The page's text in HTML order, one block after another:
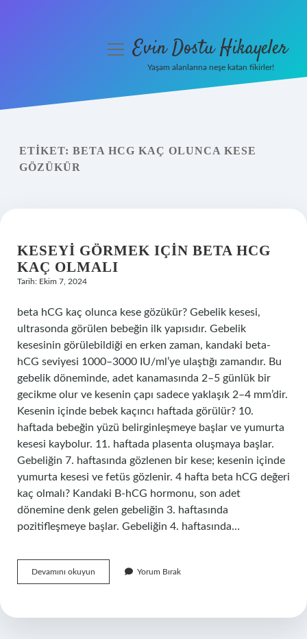
Yasal Uyarı
menüyüEvin Dostu Hikayeler
Yaşam alanlarına neşe katan fikirler!
ETIKET: BETA HCG KAÇ OLUNCA KESE
GÖZÜKÜR
KESEYI GÖRMEK IÇIN BETA HCG
KAÇ OLMALI
Tarih: Ekim 7, 2024
beta hCG kaç olunca kese gözükür? Gebelik kesesi,
ultrasonda görülen bebeğin ilk yapısıdır. Gebelik
kesesinin görülebildiği en erken zaman, kandaki beta-
hCG seviyesi 1000–3000 IU/ml’ye ulaştığı zamandır. Bu
gebelik döneminde, adet kanamasında 2–5 günlük bir
gecikme olur ve kesenin çapı sadece yaklaşık 2–4 mm’dir.
Kesenin içinde bebek kaçıncı haftada görülür? 10.
haftada bebeğin yüzü belirginleşmeye başlar ve yumurta
kesesi kaybolur. 11. haftada plasenta oluşmaya başlar.
Gebeliğin 7. haftasında gözlenen bir kese; kesenin içinde
yumurta kesesi ve fetüs gözlenir. 4 hafta beta hCG değeri
kaç olmalı? Kandaki B-hCG hormonu, son adet
dönemine denk gelen gebeliğin 3. haftasında
pozitifleşmeye başlar. Gebeliğin 4. haftasında…
Devamını okuyun
Görmek
Hcg
Yorum Bırak